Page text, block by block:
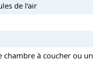
de l'air
à coucher ou un